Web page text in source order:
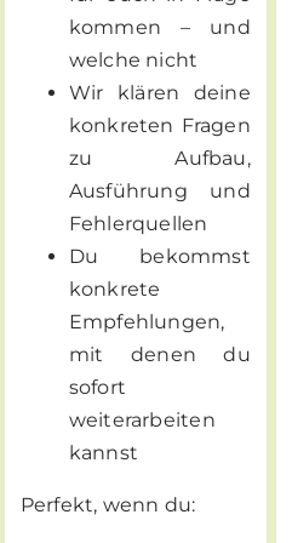
kommen – und
welche nicht
Wir klären deine
konkreten Fragen
zu Aufbau,
Ausführung und
Fehlerquellen
Du bekommst
konkrete
Empfehlungen,
mit denen du
sofort
weiterarbeiten
kannst
Perfekt, wenn du: